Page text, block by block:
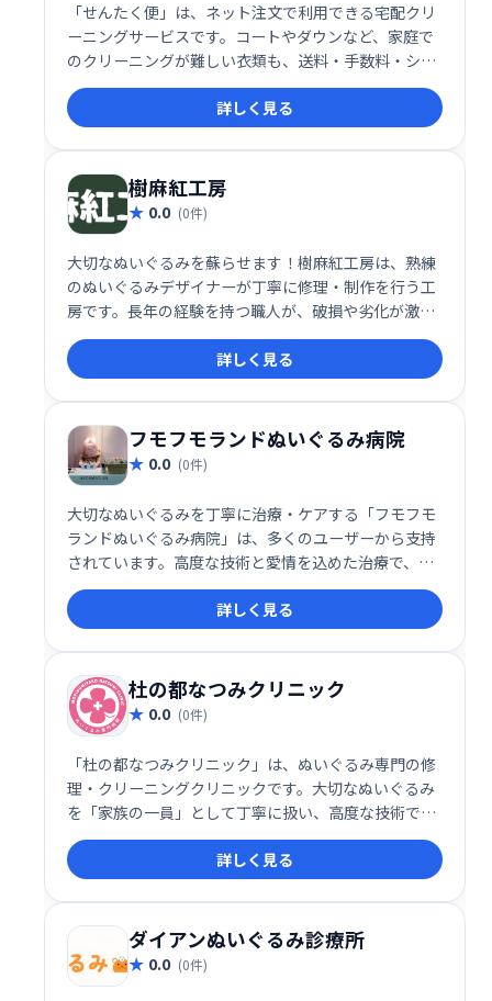
「せんたく便」は、ネット注文で利用できる宅配クリ
ーニングサービスです。コートやダウンなど、家庭で
のクリーニングが難しい衣類も、送料・手数料・シミ
抜き・再仕上げ無料のシンプルプランで安心してお任
せいただけます。高級衣類にも対応し、丁寧なクリー
ニングで高い評判を得ています。
詳しく見る
樹麻紅工房
0.0 (0件)
大切なぬいぐるみを蘇らせます！樹麻紅工房は、熟練
のぬいぐるみデザイナーが丁寧に修理・制作を行う工
房です。長年の経験を持つ職人が、破損や劣化が激し
いぬいぐるみでも、細部まで丁寧に修復し、美しい状
態へと再生します。愛着のあるぬいぐるみを、もう一
度抱きしめられるようにお手伝いいたします。お気軽
にご相談ください。
詳しく見る
フモフモランドぬいぐるみ病院
0.0 (0件)
大切なぬいぐるみを丁寧に治療・ケアする「フモフモ
ランドぬいぐるみ病院」は、多くのユーザーから支持
されています。高度な技術と愛情を込めた治療で、ぬ
いぐるみの寿命を延ばし、思い出を長く大切にできる
ようサポートします。 安心と信頼の専門施設で、愛す
るぬいぐるみを預けてみませんか？
詳しく見る
杜の都なつみクリニック
0.0 (0件)
「杜の都なつみクリニック」は、ぬいぐるみ専門の修
理・クリーニングクリニックです。大切なぬいぐるみ
を「家族の一員」として丁寧に扱い、高度な技術で修
復・クリーニングを行います。一般的なクリーニング
とは異なり、ぬいぐるみの「治療」を通して、思い出
を大切に守ります。ぬいぐるみへの愛情と、高度な技
術で、大切なぬいぐるみを蘇らせます。
詳しく見る
ダイアンぬいぐるみ診療所
0.0 (0件)